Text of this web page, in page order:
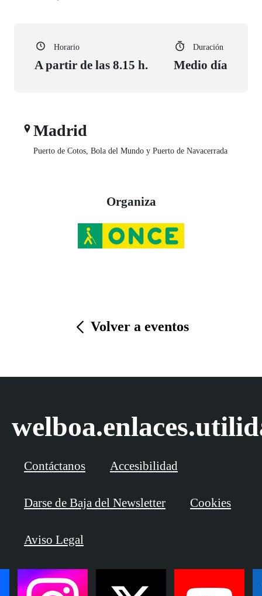
Horario
A partir de las 8.15 h.
Duración
Medio día
Madrid
Puerto de Cotos, Bola del Mundo y Puerto de Navacerrada
Organiza
Volver a eventos
Contáctanos Accesibilidad
Darse de Baja del Newsletter Cookies
Aviso Legal